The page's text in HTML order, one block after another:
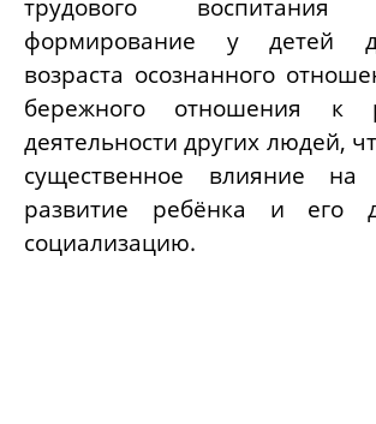
трудового воспитания
формирование у детей
возраста осознанного
бережного отношения к
деятельности других людей,
существенное влияние на
развитие ребёнка и его
социализацию.